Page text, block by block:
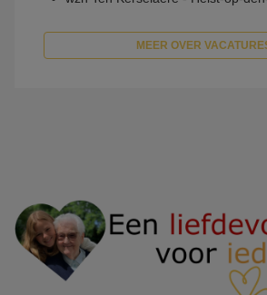
MEER OVER